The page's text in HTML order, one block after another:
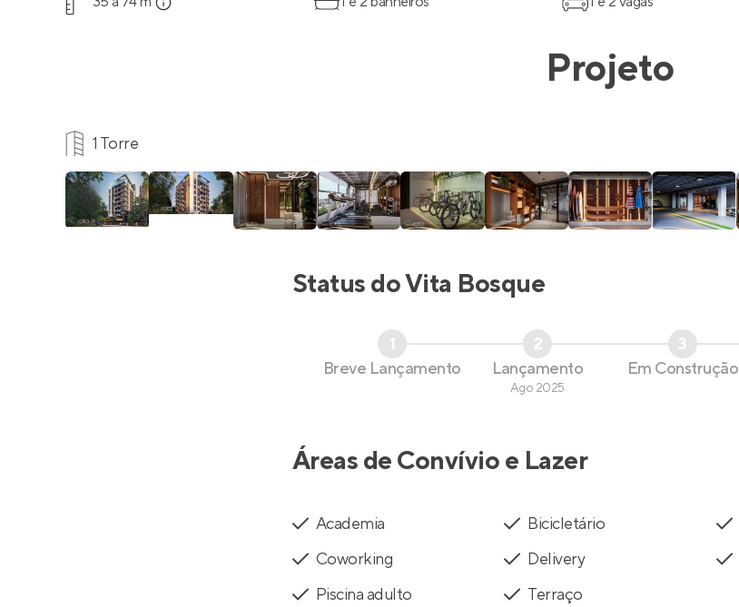
Projeto
1 Torre
Status doVita Bosque
1
Breve Lançamento
2
Lançamento
Ago 2025
3
Em Construção
Áreas de Convívio e Lazer
Academia Bicicletário
Coworking
Delivery
Piscina adulto
Terraço